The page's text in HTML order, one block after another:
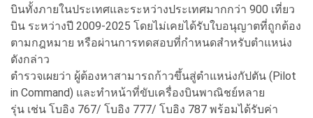
บินทั้งภายในประเทศและระหว่างประเทศมากกว่า 900 เที่ยว
บิน ระหว่างปี 2009-2025 โดยไม่เคยได้รับใบอนุญาตที่ถูกต้อง
ตามกฎหมาย หรือผ่านการทดสอบที่กำหนดสำหรับตำแหน่ง
ดังกล่าว
ตำรวจเผยว่า ผู้ต้องหาสามารถก้าวขึ้นสู่ตำแหน่งกัปตัน (Pilot
in Command) และทำหน้าที่ขับเครื่องบินพาณิชย์หลาย
รุ่น เช่น โบอิง 767/ โบอิง 777/ โบอิง 787 พร้อมได้รับค่า